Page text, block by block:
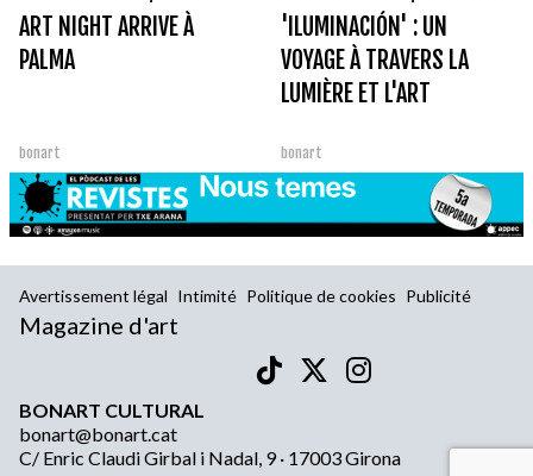
ART NIGHT ARRIVE À
PALMA
bonart
'ILUMINACIÓN' : UN
VOYAGE À TRAVERS LA
LUMIÈRE ET L'ART
bonart
Avertissement légal Intimité Politique de cookies Publicité
Magazine d'art
BONART CULTURAL
bonart@bonart.cat
C/ Enric Claudi Girbal i Nadal, 9 · 17003 Girona